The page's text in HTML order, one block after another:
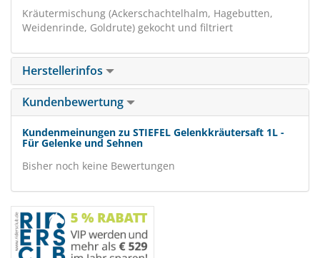
Kräutermischung (Ackerschachtelhalm, Hagebutten,
Weidenrinde, Goldrute) gekocht und filtriert
Herstellerinfos
Kundenbewertung
Kundenmeinungen zu STIEFEL Gelenkkräutersaft 1L -
Für Gelenke und Sehnen
Bisher noch keine Bewertungen